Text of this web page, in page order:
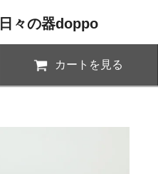
々の器doppo
カートを見る